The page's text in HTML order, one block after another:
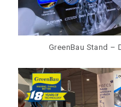
GreenBau Stand –